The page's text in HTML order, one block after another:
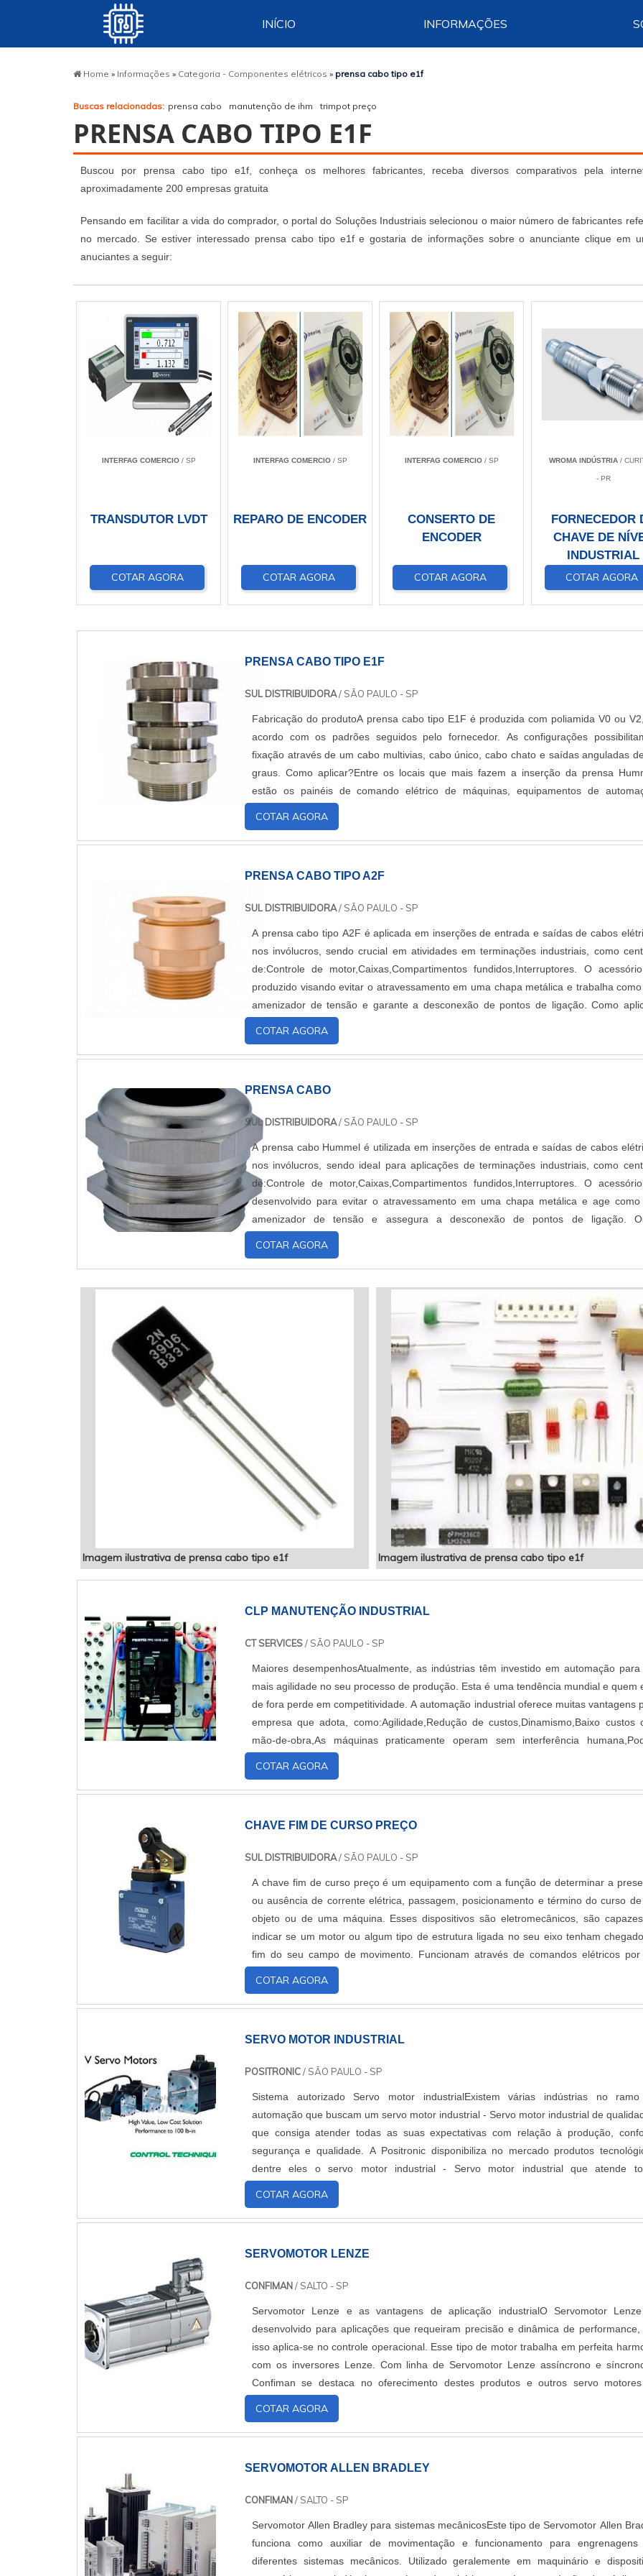
INÍCIO INFORMAÇÕES
Home » Informações » Categoria - Componentes elétricos » prensa cabo tipo e1f
Buscas relacionadas: prensa cabo manutenção de ihm trimpot preço
PRENSA CABO TIPO E1F
Buscou por prensa cabo tipo e1f, conheça os melhores fabricantes, receba diversos comparativos pela
aproximadamente 200 empresas gratuita
Pensando em facilitar a vida do comprador, o portal do Soluções Industriais selecionou o maior número de fabricantes
no mercado. Se estiver interessado prensa cabo tipo e1f e gostaria de informações sobre o anunciante clique em
anuciantes a seguir:
INTERFAG COMERCIO/ SP
TRANSDUTOR LVDT
COTAR AGORA
INTERFAG COMERCIO/ SP
REPARO DE ENCODER
COTAR AGORA
INTERFAG COMERCIO/ SP
CONSERTO DE
ENCODER
COTAR AGORA
WROMA INDÚSTRIA/
- PR
FORNECEDOR
CHAVE DE
INDUSTRIAL
COTAR AGORA
PRENSA CABO TIPO E1F
SUL DISTRIBUIDORA/ SÃO PAULO - SP
Fabricação do produtoA prensa cabo tipo E1F é produzida com poliamida V0 ou
acordo com os padrões seguidos pelo fornecedor. As configurações
fixação através de um cabo multivias, cabo único, cabo chato e saídas anguladas
graus. Como aplicar?Entre os locais que mais fazem a inserção da prensa
estão os painéis de comando elétrico de máquinas, equipamentos de
hospitalares, caixas de ligação e ...
COTAR AGORA
PRENSA CABO TIPO A2F
SUL DISTRIBUIDORA/ SÃO PAULO - SP
A prensa cabo tipo A2F é aplicada em inserções de entrada e saídas de cabos
nos invólucros, sendo crucial em atividades em terminações industriais, como
de:Controle de motor,Caixas,Compartimentos fundidos,Interruptores. O
produzido visando evitar o atravessamento em uma chapa metálica e trabalha
amenizador de tensão e garante a desconexão de pontos de ligação. Como
Entre os locais que mai...
COTAR AGORA
PRENSA CABO
SUL DISTRIBUIDORA/ SÃO PAULO - SP
A prensa cabo Hummel é utilizada em inserções de entrada e saídas de cabos
nos invólucros, sendo ideal para aplicações de terminações industriais, como
de:Controle de motor,Caixas,Compartimentos fundidos,Interruptores. O
desenvolvido para evitar o atravessamento em uma chapa metálica e age como
amenizador de tensão e assegura a desconexão de pontos de ligação.
aplicarEntre os locais mais comuns p...
COTAR AGORA
Imagem ilustrativa de prensa cabo tipo e1f Imagem ilustrativa de prensa cabo tipo e1f
CLP MANUTENÇÃO INDUSTRIAL
CT SERVICES/ SÃO PAULO - SP
Maiores desempenhosAtualmente, as indústrias têm investido em automação
mais agilidade no seu processo de produção. Esta é uma tendência mundial e quem
de fora perde em competitividade. A automação industrial oferece muitas vantagens
empresa que adota, como:Agilidade,Redução de custos,Dinamismo,Baixo custos
mão-de-obra,As máquinas praticamente operam sem interferência
trabalhar várias horas sem parar,Aumento....
COTAR AGORA
CHAVE FIM DE CURSO PREÇO
SUL DISTRIBUIDORA/ SÃO PAULO - SP
A chave fim de curso preço é um equipamento com a função de determinar a
ou ausência de corrente elétrica, passagem, posicionamento e término do curso
objeto ou de uma máquina. Esses dispositivos são eletromecânicos, são
indicar se um motor ou algum tipo de estrutura ligada no seu eixo tenham
fim do seu campo de movimento. Funcionam através de comandos elétricos por
interruptor, controlando a atividade d....
COTAR AGORA
SERVO MOTOR INDUSTRIAL
POSITRONIC/ SÃO PAULO - SP
Sistema autorizado Servo motor industrialExistem várias indústrias no
automação que buscam um servo motor industrial - Servo motor industrial de
que consiga atender todas as suas expectativas com relação à produção,
segurança e qualidade. A Positronic disponibiliza no mercado produtos
dentre eles o servo motor industrial - Servo motor industrial que atende
expectativas iniciais junto com as car....
COTAR AGORA
SERVOMOTOR LENZE
CONFIMAN/ SALTO - SP
Servomotor Lenze e as vantagens de aplicação industrialO Servomotor
desenvolvido para aplicações que requeiram precisão e dinâmica de
isso aplica-se no controle operacional. Esse tipo de motor trabalha em perfeita
com os inversores Lenze. Com linha de Servomotor Lenze assíncrono e
Confiman se destaca no oferecimento destes produtos e outros servo motores
grandes marcas. A Confiman atua arduamen....
COTAR AGORA
SERVOMOTOR ALLEN BRADLEY
CONFIMAN/ SALTO - SP
Servomotor Allen Bradley para sistemas mecânicosEste tipo de Servomotor Allen
funciona como auxiliar de movimentação e funcionamento para engrenagens
diferentes sistemas mecânicos. Utilizado geralemente em maquinário e